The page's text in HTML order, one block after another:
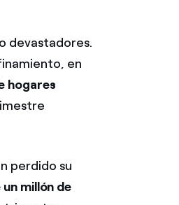
devastadores.
en
hogares
perdido su
millón de